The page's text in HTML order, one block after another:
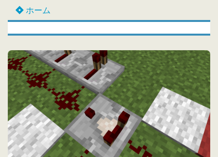
ホーム